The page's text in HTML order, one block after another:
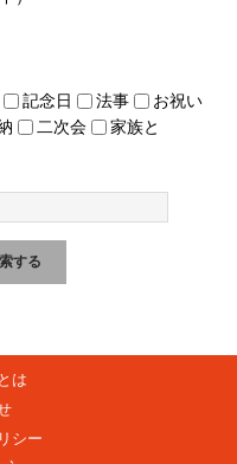
記念日 法事
お祝い
二次会
家族と
は
シー